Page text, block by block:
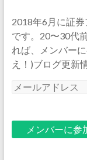
2018年6月に証
です。20〜30代
れば、メンバー
え！)ブログ更新
メ